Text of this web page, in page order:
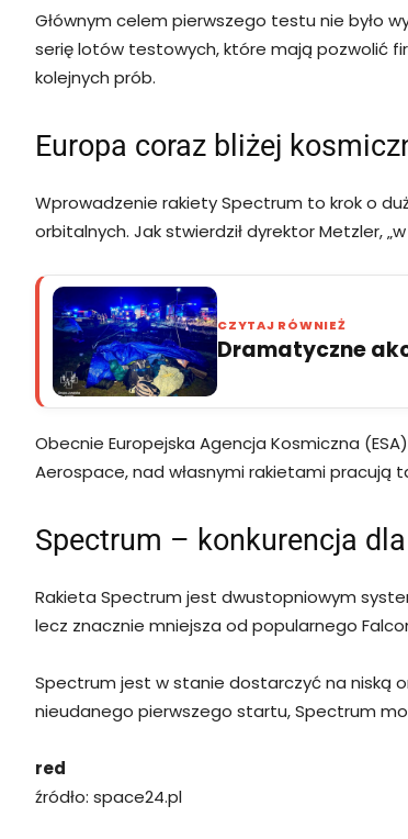
Głównym celem pierwszego testu nie było
serię lotów testowych, które mają pozwolić
kolejnych prób.
Europa coraz bliżej
Wprowadzenie rakiety Spectrum to krok o
orbitalnych. Jak stwierdził dyrektor Metzler,
CZYTAJ RÓWNIEŻ
Dramatyczne
Obecnie Europejska Agencja Kosmiczna
Aerospace, nad własnymi rakietami pracują
Spectrum – konkurencja
Rakieta Spectrum jest dwustopniowym
lecz znacznie mniejsza od popularnego
Spectrum jest w stanie dostarczyć na niską
nieudanego pierwszego startu, Spectrum
red
źródło: space24.pl